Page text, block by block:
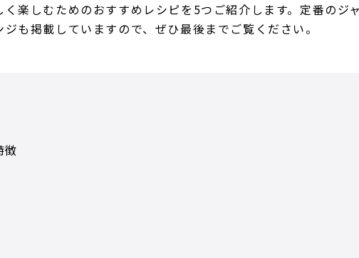
楽しむためのおすすめレシピを5つご紹介します。定番のジ
も掲載していますので、ぜひ最後までご覧ください。
徴